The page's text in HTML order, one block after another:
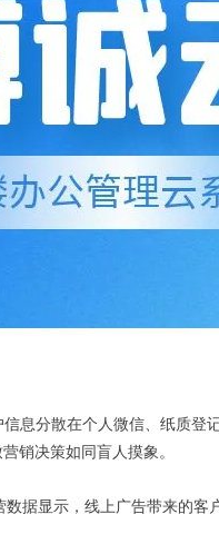
信息分散在个人微信、纸质
销决策如同盲人摸象。
据显示，线上广告带来的